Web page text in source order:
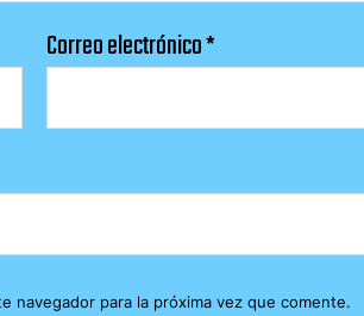
Correo electrónico*
navegador para la próxima vez que comente.